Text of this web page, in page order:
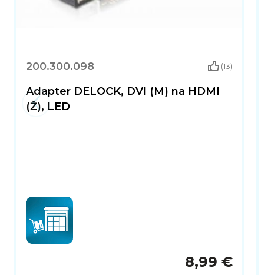
200.300.098 (13)
Adapter DELOCK, DVI (M) na HDMI
(Ž), LED
8,99 €